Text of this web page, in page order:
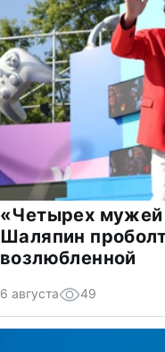
«Четырех мужей
Шаляпин
возлюбленной
6 августа 49